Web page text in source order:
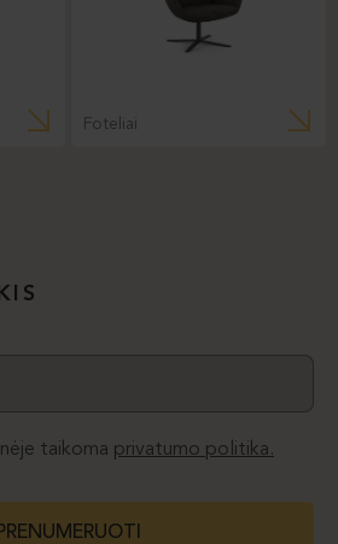
Foteliai
taikoma privatumo politika.